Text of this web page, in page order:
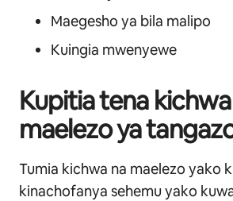
Maegesho ya bila malipo
Kuingia mwenyewe
Kupitia tena
maelezo ya
Tumia kichwa na maelezo yako
kinachofanya sehemu yako